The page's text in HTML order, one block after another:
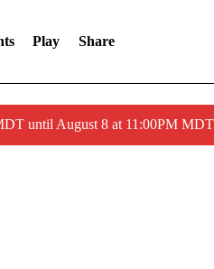
Play Share
until August 8 at 11:00PM